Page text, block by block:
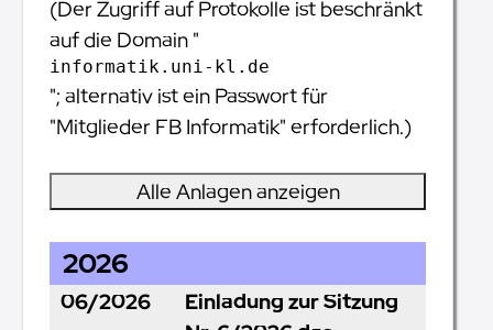
(Der Zugriff auf Protokolle ist beschränkt
auf die Domain "
informatik.uni-kl.de
"; alternativ ist ein Passwort für
"Mitglieder FB Informatik" erforderlich.)
Alle Anlagen anzeigen
2026
06/2026
Einladung zur Sitzung